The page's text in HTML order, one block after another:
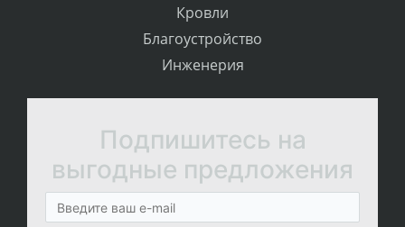
Кровли
Благоустройство
Инженерия
Подпишитесь на
выгодные предложения